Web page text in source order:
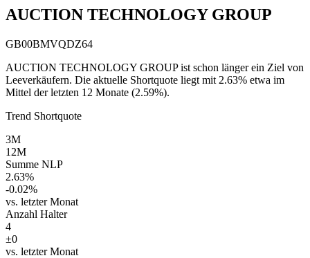
AUCTION TECHNOLOGY GROUP
GB00BMVQDZ64
AUCTION TECHNOLOGY GROUP ist schon länger ein Ziel von
Leeverkäufern. Die aktuelle Shortquote liegt mit 2.63% etwa im
Mittel der letzten 12 Monate (2.59%).
Trend Shortquote
3M
12M
Summe NLP
2.63%
-0.02%
vs. letzter Monat
Anzahl Halter
4
±0
vs. letzter Monat